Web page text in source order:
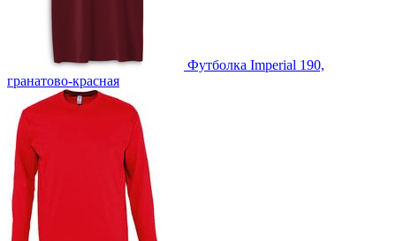
Футболка Imperial 190,
гранатово-красная